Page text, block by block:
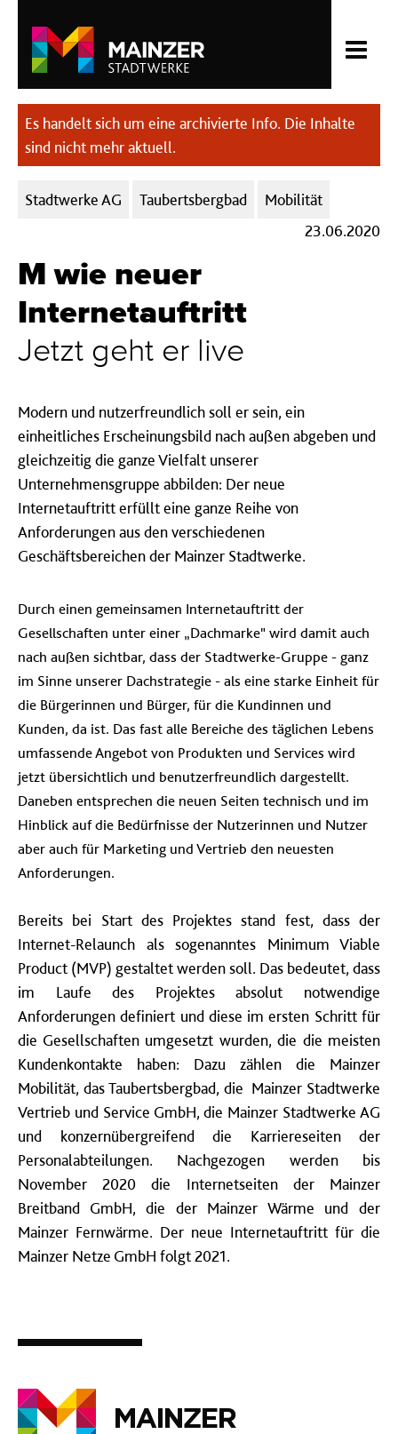
Es handelt sich um eine archivierte Info. Die Inhalte
sind nicht mehr aktuell.
Kategorien:
Stadtwerke AG Taubertsbergbad
Mobilität
23.06.2020
M wie neuer
Internetauftritt
Jetzt geht er live
Modern und nutzerfreundlich soll er sein, ein
einheitliches Erscheinungsbild nach außen abgeben und
gleichzeitig die ganze Vielfalt unserer
Unternehmensgruppe abbilden: Der neue
Internetauftritt erfüllt eine ganze Reihe von
Anforderungen aus den verschiedenen
Geschäftsbereichen der Mainzer Stadtwerke.
Durch einen gemeinsamen Internetauftritt der
Gesellschaften unter einer „Dachmarke" wird damit auch
nach außen sichtbar, dass der Stadtwerke-Gruppe - ganz
im Sinne unserer Dachstrategie - als eine starke Einheit für
die Bürgerinnen und Bürger, für die Kundinnen und
Kunden, da ist. Das fast alle Bereiche des täglichen Lebens
umfassende Angebot von Produkten und Services wird
jetzt übersichtlich und benutzerfreundlich dargestellt.
Daneben entsprechen die neuen Seiten technisch und im
Hinblick auf die Bedürfnisse der Nutzerinnen und Nutzer
aber auch für Marketing und Vertrieb den neuesten
Anforderungen.
Bereits bei Start des Projektes stand fest, dass der
Internet-Relaunch als sogenanntes Minimum Viable
Product (MVP) gestaltet werden soll. Das bedeutet, dass
im Laufe des Projektes absolut notwendige
Anforderungen definiert und diese im ersten Schritt für
die Gesellschaften umgesetzt wurden, die die meisten
Kundenkontakte haben: Dazu zählen die Mainzer
Mobilität, das Taubertsbergbad, die Mainzer Stadtwerke
Vertrieb und Service GmbH, die Mainzer Stadtwerke AG
und konzernübergreifend die Karriereseiten der
Personalabteilungen. Nachgezogen werden bis
November 2020 die Internetseiten der Mainzer
Breitband GmbH, die der Mainzer Wärme und der
Mainzer Fernwärme. Der neue Internetauftritt für die
Mainzer Netze GmbH folgt 2021.